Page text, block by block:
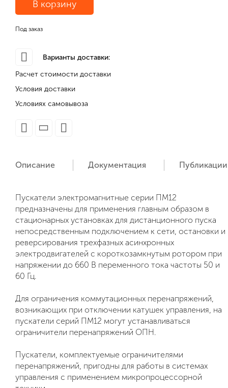
В корзину
Под заказ
Варианты доставки:
Расчет стоимости доставки
Условия доставки
Условиях самовывоза
Описание Документация Публикации
Пускатели электромагнитные серии ПМ12
предназначены для применения главным образом в
стационарных установках для дистанционного пуска
непосредственным подключением к сети, остановки и
реверсирования трехфазных асинхронных
электродвигателей с короткозамкнутым ротором при
напряжении до 660 В переменного тока частоты 50 и
60 Гц.
Для ограничения коммутационных перенапряжений,
возникающих при отключении катушек управления, на
пускатели серий ПМ12 могут устанавливаться
ограничители перенапряжений ОПН.
Пускатели, комплектуемые ограничителями
перенапряжений, пригодны для работы в системах
управления с применением микропроцессорной